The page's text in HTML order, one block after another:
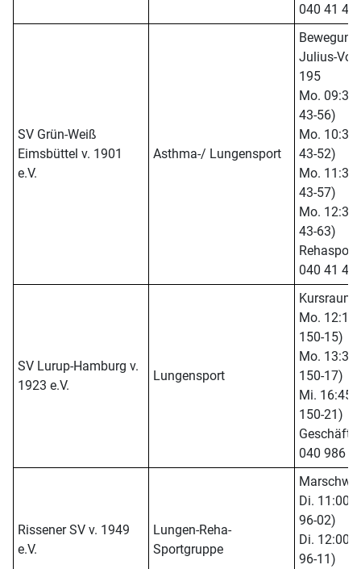
040 41 42
SV Grün-Weiß
Eimsbüttel v. 1901
e.V.
Asthma-/ Lungensport
Julius-
195
Mo. 09:30
43-56)
Mo. 10:30
43-52)
Mo. 11:30
43-57)
Mo. 12:30
43-63)
040 41 42
SV Lurup-Hamburg v.
1923 e.V.
Lungensport
Kursraum
Mo. 12:15
150-15)
Mo. 13:30
150-17)
Mi. 16:45
150-21)
040 986
Rissener SV v. 1949
e.V.
Lungen-Reha-
Sportgruppe
Di. 11:00 -
96-02)
Di. 12:00 -
96-11)